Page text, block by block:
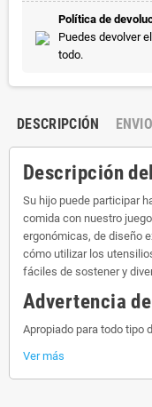
Política de
Puedes devolver
todo.
DESCRIPCIÓN
Descripción
Su hijo puede participar
comida con nuestro
ergonómicas, de diseño
cómo utilizar los
fáciles de sostener y
Advertencia
Apropiado para todo tipo
Ver más